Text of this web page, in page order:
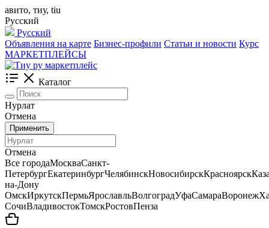
авито, тиу, tiu
Русский
Русский
Объявления на карте Бизнес-профили Статьи и новости Курс
МАРКЕТПЛЕЙСЫ
Каталог
Нурлат
Отмена
Применить
Отмена
Все городаМоскваСанкт-
ПетербургЕкатеринбургЧелябинскНовосибирскКрасноярск
на-Дону
ОмскИркутскПермьЯрославльВолгоградУфаСамараВоронеж
СочиВладивостокТомскРостовПенза